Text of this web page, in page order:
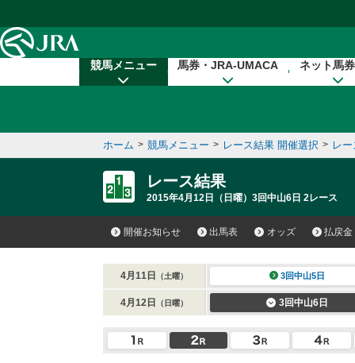
競馬メニュー 馬券・JRA-UMACA ネット馬
ホーム > 競馬メニュー > レース結果 開催選択 > レ
レース結果
2015年4月12日（日曜）3回中山6日 2レース
開催お知らせ 出馬表 オッズ 払戻金
4月11日 （土曜） 3回中山5日
4月12日 （日曜） 3回中山6日